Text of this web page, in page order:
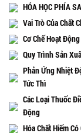
HÓA HỌC PHÍA
Vai Trò Của Chất
Cơ Chế Hoạt
Quy Trình Sản
Phản Ứng Nhiệt
Tức Thì
Các Loại Thuốc
Động
Hóa Chất Hiếm